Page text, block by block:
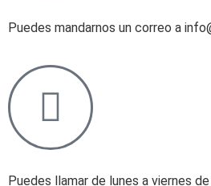
Puedes mandarnos un correo a
Puedes llamar de lunes a viernes